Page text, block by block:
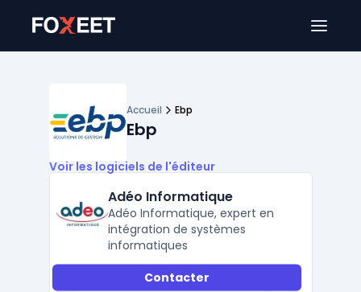
Accueil Ebp
Ebp
Voir les logiciels de l'éditeur
Adéo Informatique
Adéo Informatique, expert en
intégration de systèmes
informatiques
Contacter